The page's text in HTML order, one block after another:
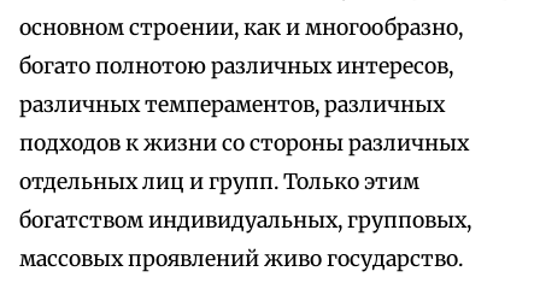
основном строении, как и многообразно,
богато полнотою различных интересов,
различных темпераментов, различных
подходов к жизни со стороны различных
отдельных лиц и групп. Только этим
богатством индивидуальных, групповых,
массовых проявлений живо государство.